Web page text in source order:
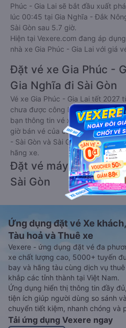
Phúc - Gia Lai sẽ bắt đầu xuất
lúc 00:45 tại Gia Nghĩa - Đắk
Sài Gòn sau 5.7 giờ.
Hiện tại Vexere.com đang áp
nhà xe Gia Phúc - Gia Lai với giá
Đặt vé xe Gia Phúc -
Gia Nghĩa đi Sài Gòn
Vé xe Gia Phúc - Gia Lai tết 2027
chưa được công bố. Vexere.com
bạn thông tin vé xe Tết 2027 bao
giờ bán vé của các hãng xe
- Sài Gòn và Sài Gòn - Gia Nghĩa
hãng xe.
Đặt vé máy bay giá
Sài Gòn
Ứng dụng đặt vé Xe
Tàu hoả và Thuê xe
Vexere - ứng dụng đặt vé đa
xe chất lượng cao, 5000+ tuyến
bay và hãng tàu cùng dịch vụ
khắp các tỉnh thành tại Việt Nam.
Ứng dụng hiển thị thông tin đầy
tiện ích giúp người dùng so sánh
chuyển tiết kiệm, nhanh chóng và
Tải ứng dụng Vexere ngay